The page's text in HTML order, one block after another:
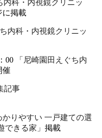
内科・内視鏡クリニッ
に掲載
内科・内視鏡クリニッ
00
「尼崎園田えぐち内
催
記事
かりやすい 一戸建ての選
できる家」 掲載